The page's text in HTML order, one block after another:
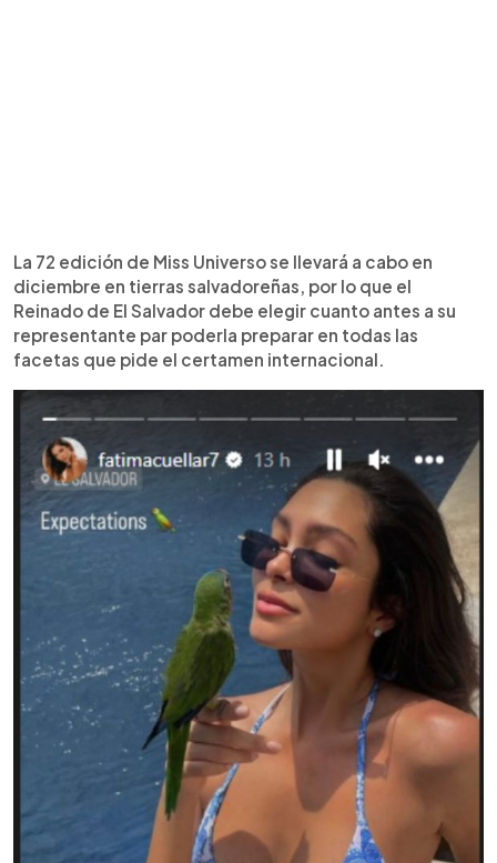
La 72 edición de Miss Universo se llevará a cabo en
diciembre en tierras salvadoreñas, por lo que el
Reinado de El Salvador debe elegir cuanto antes a su
representante par poderla preparar en todas las
facetas que pide el certamen internacional.